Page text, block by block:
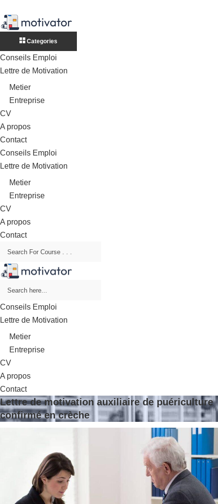
Categories
Conseils Emploi
Lettre de Motivation
Metier
Entreprise
CV
A propos
Contact
Conseils Emploi
Lettre de Motivation
Metier
Entreprise
CV
A propos
Contact
Conseils Emploi
Lettre de Motivation
Metier
Entreprise
CV
A propos
Contact
Lettre de motivation auxiliaire de puériculture
confirmé en crèche